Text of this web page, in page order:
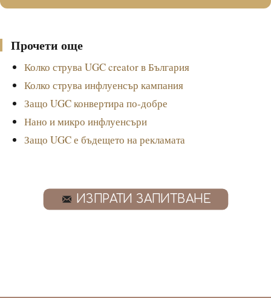
Прочети още
Колко струва UGC creator в България
Колко струва инфлуенсър кампания
Защо UGC конвертира по-добре
Нано и микро инфлуенсъри
Защо UGC е бъдещето на рекламата
ИЗПРАТИ ЗАПИТВАНЕ